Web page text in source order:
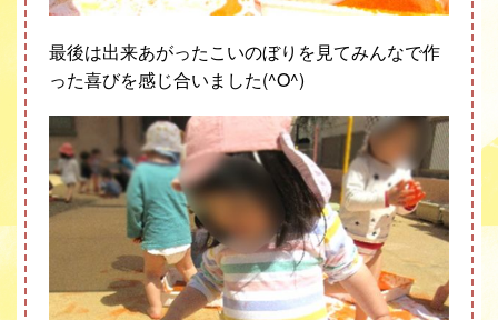
最後は出来あがったこいのぼりを見てみんなで作
った喜びを感じ合いました(^O^)